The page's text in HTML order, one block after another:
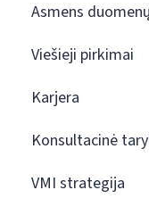
Asmens
Viešieji pirkimai
Karjera
Konsultacinė
VMI strategija